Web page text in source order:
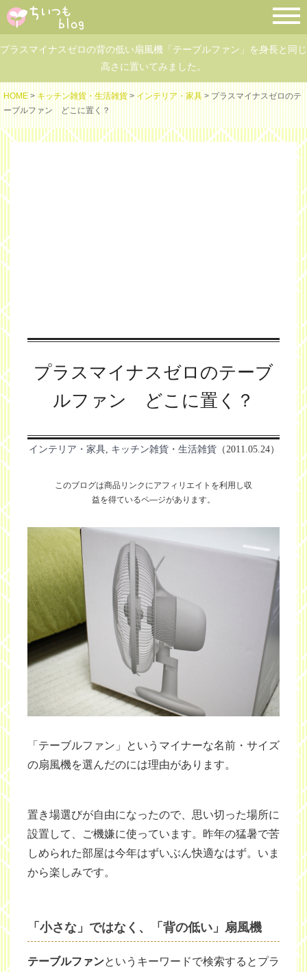
プラスマイナスゼロの背の低い扇風機「テーブルファン」を身長と同じ
高さに置いてみました。
HOME > キッチン雑貨・生活雑貨 > インテリア・家具 > プラスマイナスゼロのテ
ーブルファン どこに置く？
プラスマイナスゼロのテーブ
ルファン どこに置く？
インテリア・家具, キッチン雑貨・生活雑貨 （2011.05.24）
このブログは商品リンクにアフィリエイトを利用し収
益を得ているペ―ジがあります。
「テーブルファン」というマイナーな名前・サイズ
の扇風機を選んだのには理由があります。
置き場選びが自由になったので、思い切った場所に
設置して、ご機嫌に使っています。昨年の猛暑で苦
しめられた部屋は今年はずいぶん快適なはず。いま
から楽しみです。
「小さな」ではなく、「背の低い」扇風機
テーブルファンというキーワードで検索するとプラ